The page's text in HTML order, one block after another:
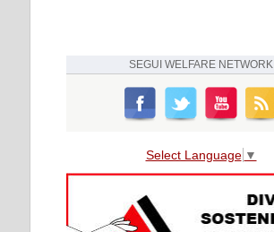
SEGUI WELFARE NETWORK
Select Language ▼